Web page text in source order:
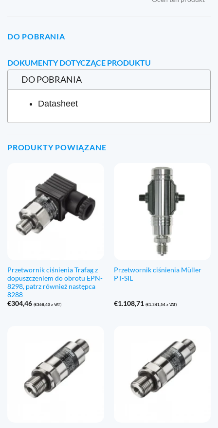
DO POBRANIA
DOKUMENTY DOTYCZĄCE PRODUKTU
DO POBRANIA
Datasheet
PRODUKTY POWIĄZANE
Przetwornik ciśnienia Trafag z
dopuszczeniem do obrotu EPN-
8298, patrz również następca
8288
€304,46 (€368,40z VAT)
Przetwornik ciśnienia Müller
PT-SIL
€1.108,71 (€1.341,54z VAT)